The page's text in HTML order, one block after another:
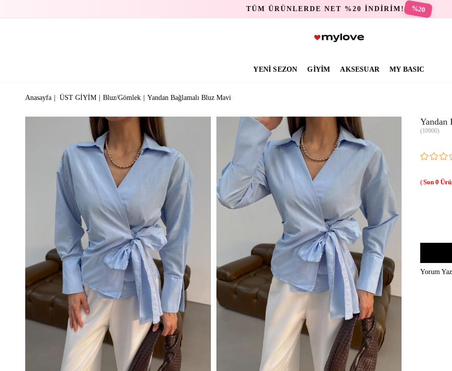
TÜM ÜRÜNLERDE NET %20 İNDİRİM! %20
YENİ SEZON GİYİM AKSESUAR MY BASIC
Anasayfa ÜST GİYİM Bluz/Gömlek Yandan Bağlamalı Bluz Mavi
Yandan
(10900)
0
Yorum Yaz